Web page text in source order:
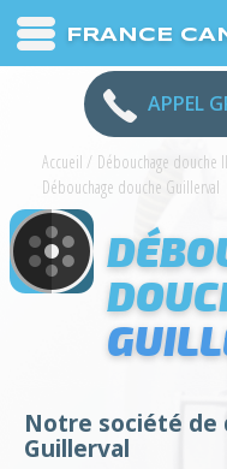
FRANCE
APPEL
Accueil / Débouchage douche
Débouchage douche Guillerval
Notre société de
Guillerval